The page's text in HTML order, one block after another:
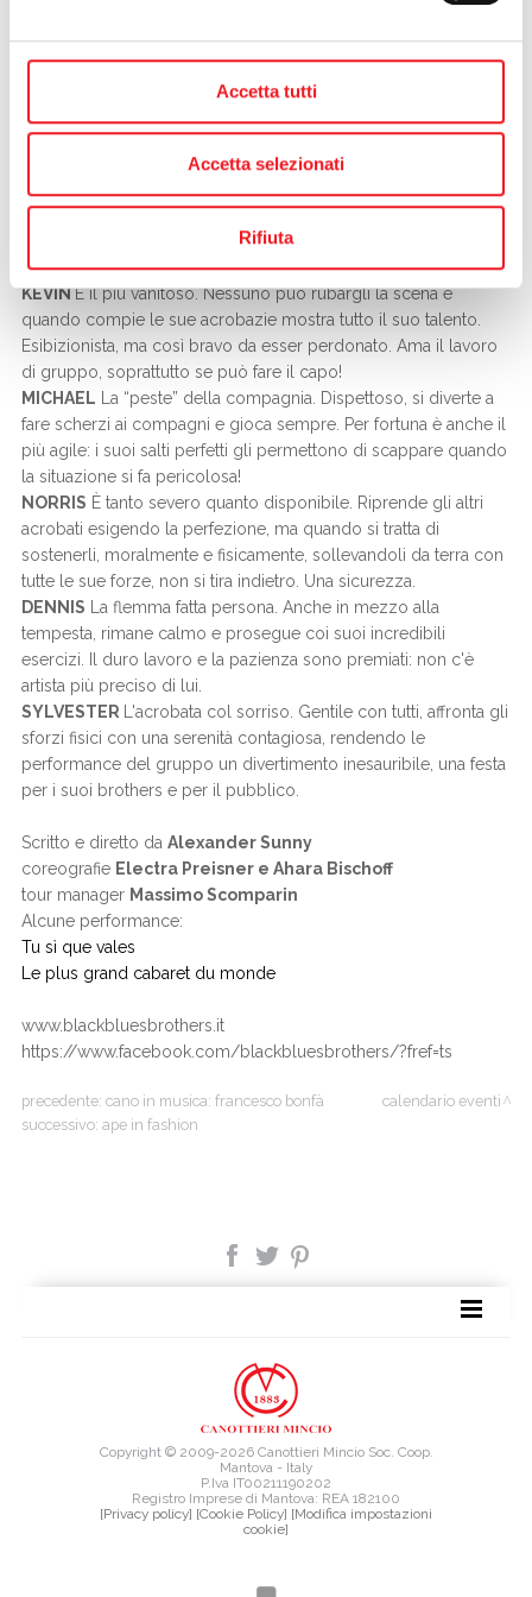
Accetta tutti
Accetta selezionati
Rifiuta
Laboratorio delle Meraviglie, un centro di promozione dello
attività fanno parte del progetto Open Circus, sostenuto dal
Ministero dei beni e delle attività culturali e del turismo.
maggio, il tour europeo quest’estate toccherà Belgio, Polonia,
Spagna, Ungheria, Svizzera e molte città italiane.
Lo spettacolo è distribuito in esclusiva mondiale da Circo e
Chi sono i Black Blues Brothers
KEVINÈ il più vanitoso. Nessuno può rubargli la scena e
quando compie le sue acrobazie mostra tutto il suo talento.
Esibizionista, ma così bravo da esser perdonato. Ama il lavoro
di gruppo, soprattutto se può fare il capo!
MICHAEL La “peste” della compagnia. Dispettoso, si diverte a
fare scherzi ai compagni e gioca sempre. Per fortuna è anche il
più agile: i suoi salti perfetti gli permettono di scappare quando
la situazione si fa pericolosa!
NORRIS È tanto severo quanto disponibile. Riprende gli altri
acrobati esigendo la perfezione, ma quando si tratta di
sostenerli, moralmente e fisicamente, sollevandoli da terra con
tutte le sue forze, non si tira indietro. Una sicurezza.
DENNIS La flemma fatta persona. Anche in mezzo alla
tempesta, rimane calmo e prosegue coi suoi incredibili
esercizi. Il duro lavoro e la pazienza sono premiati: non c'è
artista più preciso di lui.
SYLVESTER L'acrobata col sorriso. Gentile con tutti, affronta gli
sforzi fisici con una serenità contagiosa, rendendo le
performance del gruppo un divertimento inesauribile, una festa
per i suoi brothers e per il pubblico.
Scritto e diretto da Alexander Sunny
coreografie Electra Preisner e Ahara Bischoff
tour manager Massimo Scomparin
Alcune performance:
Tu sì que vales
Le plus grand cabaret du monde
www.blackbluesbrothers.it
https://www.facebook.com/blackbluesbrothers/?fref=ts
precedente: cano in musica: francesco bonfà
successivo: ape in fashion
calendario eventi
Copyright © 2009-2026 Canottieri Mincio Soc. Coop.
Mantova - Italy
P.Iva IT00211190202
Registro Imprese di Mantova: REA 182100
[Privacy policy] [Cookie Policy] [Modifica impostazioni
cookie]